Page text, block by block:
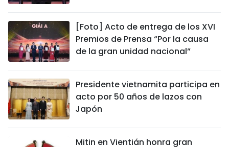
[Foto] Acto de entrega de los XVI
Premios de Prensa “Por la causa
de la gran unidad nacional”
Presidente vietnamita participa en
acto por 50 años de lazos con
Japón
Mitin en Vientián honra gran